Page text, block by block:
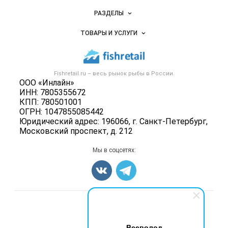
Fishretail.ru – весь рынок рыбы в России.
ООО «Инлайн»
ИНН: 7805355672
КПП: 780501001
ОГРН: 1047855085442
Юридический адрес: 196066, г. Санкт-Петербург,
Московский проспект, д. 212
Новости Fishretail.ru
Размещение рекламы
Публичная оферта
Контактная информация
Политика обработки персональных данных
РАЗДЕЛЫ
Объявления
Новости рынка
Вакансии
Блог
ТОВАРЫ И УСЛУГИ
Икра
Рыбопосадочный материал
Полуфабрикаты
Консервы
Карта объявлений
Мы в соцсетях: